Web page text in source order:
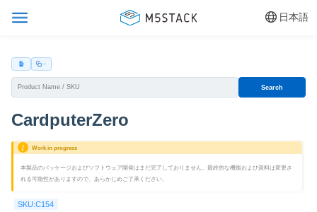
日本語
Search
CardputerZero
Work in progress
本製品のパッケージおよびソフトウェア開発はまだ完了しておりません。最終的な機能および資料は変更さ
れる可能性がありますので、あらかじめご了承ください。
SKU:C154